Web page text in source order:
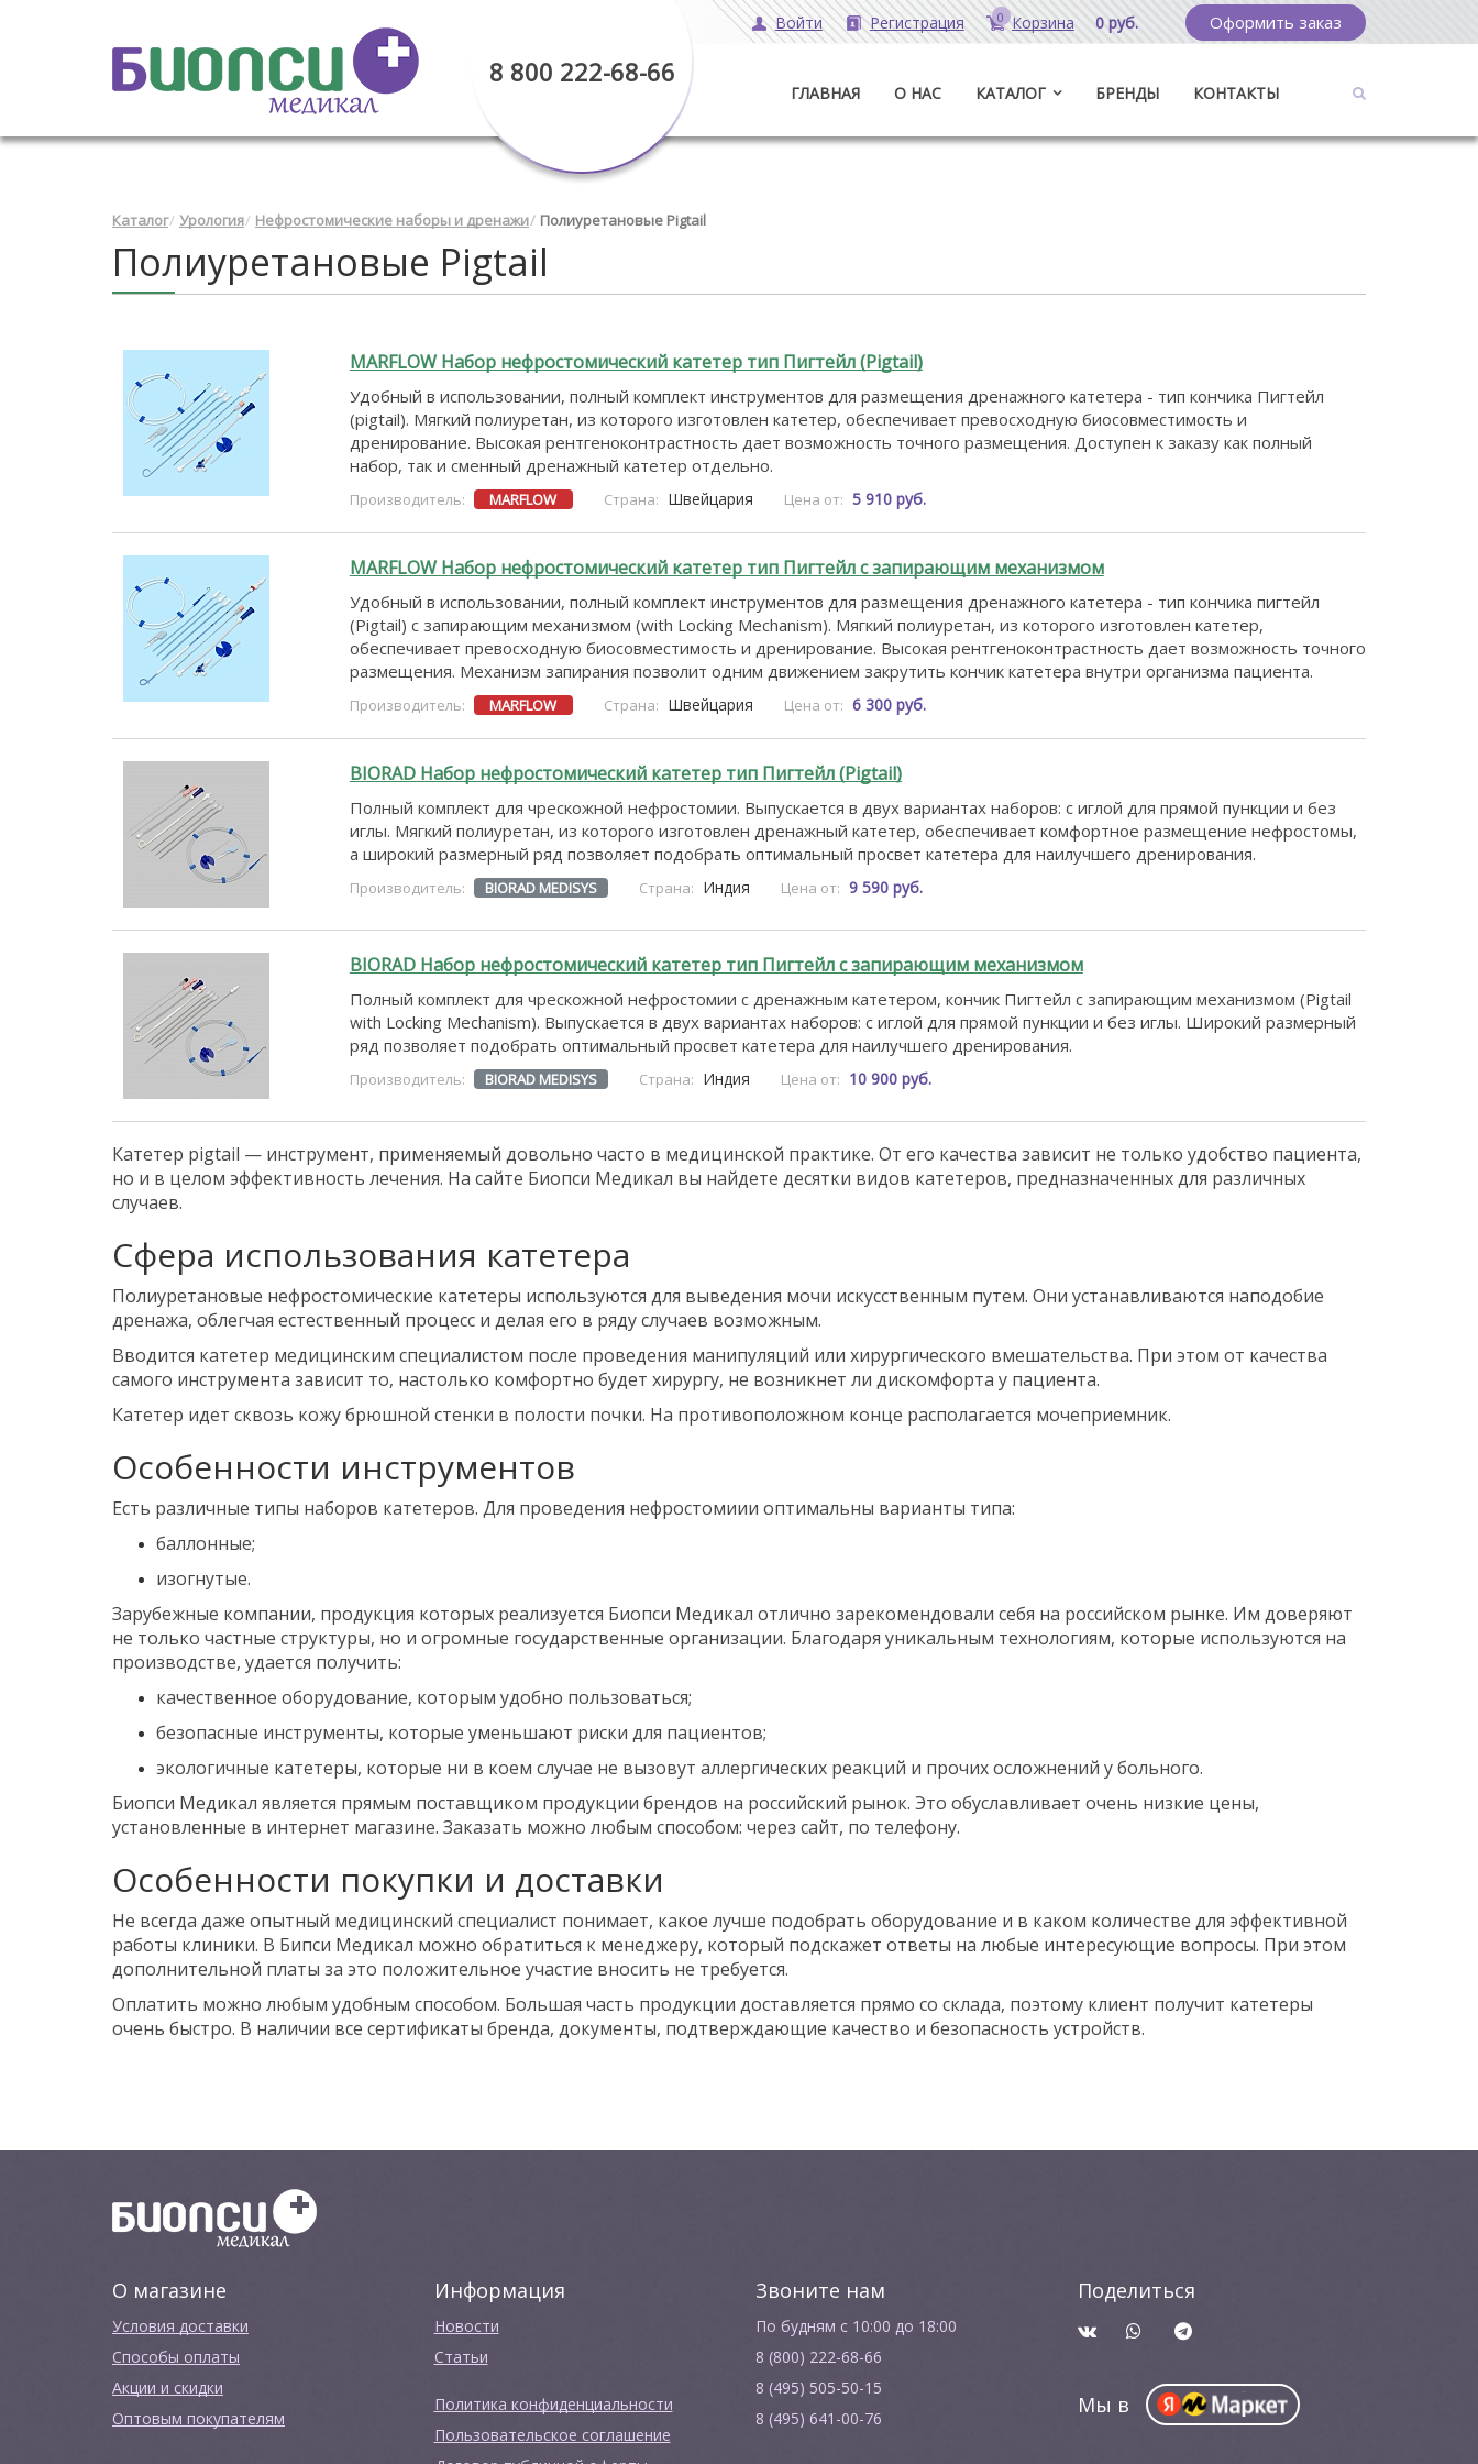
8 800 222-68-66
Войти Регистрация 0 Корзина 0 руб. Оформить заказ
ГЛАВНАЯ О НАС КАТАЛОГ БРЕНДЫ КОНТАКТЫ
Каталог Урология Нефростомические наборы и дренажи Полиуретановые Pigtail
Полиуретановые Pigtail
MARFLOW Набор нефростомический катетер тип Пигтейл (Pigtail)
Удобный в использовании, полный комплект инструментов для размещения дренажного катетера - тип кончика Пигтейл
(pigtail). Мягкий полиуретан, из которого изготовлен катетер, обеспечивает превосходную биосовместимость и
дренирование. Высокая рентгеноконтрастность дает возможность точного размещения. Доступен к заказу как полный
набор, так и сменный дренажный катетер отдельно.
Производитель: MARFLOW Страна: Швейцария Цена от: 5 910 руб.
MARFLOW Набор нефростомический катетер тип Пигтейл с запирающим механизмом
Удобный в использовании, полный комплект инструментов для размещения дренажного катетера - тип кончика пигтейл
(Pigtail) с запирающим механизмом (with Locking Mechanism). Мягкий полиуретан, из которого изготовлен катетер,
обеспечивает превосходную биосовместимость и дренирование. Высокая рентгеноконтрастность дает возможность точного
размещения. Механизм запирания позволит одним движением закрутить кончик катетера внутри организма пациента.
Производитель: MARFLOW Страна: Швейцария Цена от: 6 300 руб.
BIORAD Набор нефростомический катетер тип Пигтейл (Pigtail)
Полный комплект для чрескожной нефростомии. Выпускается в двух вариантах наборов: с иглой для прямой пункции и без
иглы. Мягкий полиуретан, из которого изготовлен дренажный катетер, обеспечивает комфортное размещение нефростомы,
а широкий размерный ряд позволяет подобрать оптимальный просвет катетера для наилучшего дренирования.
Производитель: BIORAD MEDISYS Страна: Индия Цена от: 9 590 руб.
BIORAD Набор нефростомический катетер тип Пигтейл с запирающим механизмом
Полный комплект для чрескожной нефростомии с дренажным катетером, кончик Пигтейл с запирающим механизмом (Pigtail
with Locking Mechanism). Выпускается в двух вариантах наборов: с иглой для прямой пункции и без иглы. Широкий размерный
ряд позволяет подобрать оптимальный просвет катетера для наилучшего дренирования.
Производитель: BIORAD MEDISYS Страна: Индия Цена от: 10 900 руб.
Катетер pigtail — инструмент, применяемый довольно часто в медицинской практике. От его качества зависит не только удобство пациента,
но и в целом эффективность лечения. На сайте Биопси Медикал вы найдете десятки видов катетеров, предназначенных для различных
случаев.
Сфера использования катетера
Полиуретановые нефростомические катетеры используются для выведения мочи искусственным путем. Они устанавливаются наподобие
дренажа, облегчая естественный процесс и делая его в ряду случаев возможным.
Вводится катетер медицинским специалистом после проведения манипуляций или хирургического вмешательства. При этом от качества
самого инструмента зависит то, настолько комфортно будет хирургу, не возникнет ли дискомфорта у пациента.
Катетер идет сквозь кожу брюшной стенки в полости почки. На противоположном конце располагается мочеприемник.
Особенности инструментов
Есть различные типы наборов катетеров. Для проведения нефростомиии оптимальны варианты типа:
баллонные;
изогнутые.
Зарубежные компании, продукция которых реализуется Биопси Медикал отлично зарекомендовали себя на российском рынке. Им доверяют
не только частные структуры, но и огромные государственные организации. Благодаря уникальным технологиям, которые используются на
производстве, удается получить:
качественное оборудование, которым удобно пользоваться;
безопасные инструменты, которые уменьшают риски для пациентов;
экологичные катетеры, которые ни в коем случае не вызовут аллергических реакций и прочих осложнений у больного.
Биопси Медикал является прямым поставщиком продукции брендов на российский рынок. Это обуславливает очень низкие цены,
установленные в интернет магазине. Заказать можно любым способом: через сайт, по телефону.
Особенности покупки и доставки
Не всегда даже опытный медицинский специалист понимает, какое лучше подобрать оборудование и в каком количестве для эффективной
работы клиники. В Бипси Медикал можно обратиться к менеджеру, который подскажет ответы на любые интересующие вопросы. При этом
дополнительной платы за это положительное участие вносить не требуется.
Оплатить можно любым удобным способом. Большая часть продукции доставляется прямо со склада, поэтому клиент получит катетеры
очень быстро. В наличии все сертификаты бренда, документы, подтверждающие качество и безопасность устройств.
О магазине
Условия доставки
Способы оплаты
Акции и скидки
Оптовым покупателям
Информация
Новости
Cтатьи
Политика конфиденциальности
Пользовательское соглашение
Звоните нам
По будням с 10:00 до 18:00
8 (800) 222-68-66
8 (495) 505-50-15
8 (495) 641-00-76
Поделиться
Мы в